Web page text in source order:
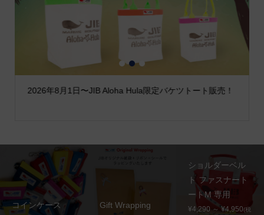
2026年8月1日〜JIB Aloha Hula限定バケツトート販売！
1 2 3
コインケース Gift Wrapping
ショルダーベル
ト ファスナート
ートM 専用
¥4,290 ～ ¥4,950(税